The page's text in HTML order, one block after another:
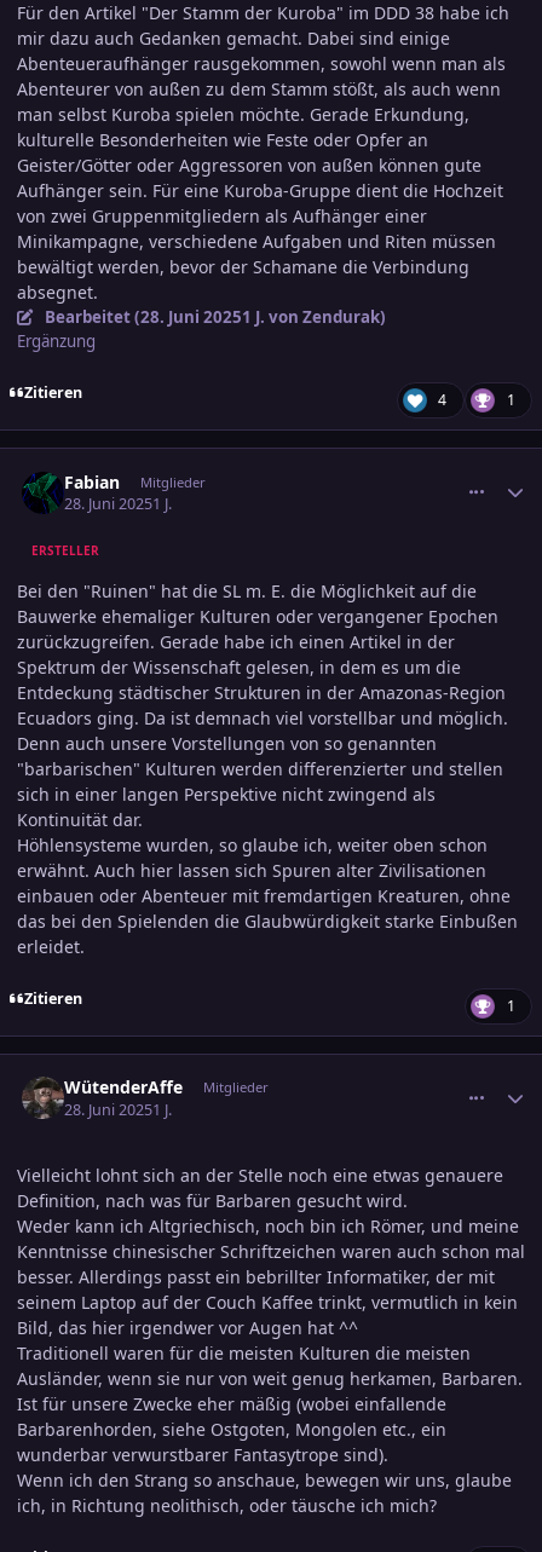
Für den Artikel "Der Stamm der Kuroba" im DDD 38 habe ich
mir dazu auch Gedanken gemacht. Dabei sind einige
Abenteueraufhänger rausgekommen, sowohl wenn man als
Abenteurer von außen zu dem Stamm stößt, als auch wenn
man selbst Kuroba spielen möchte. Gerade Erkundung,
kulturelle Besonderheiten wie Feste oder Opfer an
Geister/Götter oder Aggressoren von außen können gute
Aufhänger sein. Für eine Kuroba-Gruppe dient die Hochzeit
von zwei Gruppenmitgliedern als Aufhänger einer
Minikampagne, verschiedene Aufgaben und Riten müssen
bewältigt werden, bevor der Schamane die Verbindung
absegnet.
Bearbeitet (28. Juni 20251 J. von Zendurak)
Ergänzung
Zitieren 4 1
Fabian Mitglieder
28. Juni 20251 J.
ERSTELLER
Bei den "Ruinen" hat die SL m. E. die Möglichkeit auf die
Bauwerke ehemaliger Kulturen oder vergangener Epochen
zurückzugreifen. Gerade habe ich einen Artikel in der
Spektrum der Wissenschaft gelesen, in dem es um die
Entdeckung städtischer Strukturen in der Amazonas-Region
Ecuadors ging. Da ist demnach viel vorstellbar und möglich.
Denn auch unsere Vorstellungen von so genannten
"barbarischen" Kulturen werden differenzierter und stellen
sich in einer langen Perspektive nicht zwingend als
Kontinuität dar.
Höhlensysteme wurden, so glaube ich, weiter oben schon
erwähnt. Auch hier lassen sich Spuren alter Zivilisationen
einbauen oder Abenteuer mit fremdartigen Kreaturen, ohne
das bei den Spielenden die Glaubwürdigkeit starke Einbußen
erleidet.
Zitieren 1
WütenderAffe Mitglieder
28. Juni 20251 J.
Vielleicht lohnt sich an der Stelle noch eine etwas genauere
Definition, nach was für Barbaren gesucht wird.
Weder kann ich Altgriechisch, noch bin ich Römer, und meine
Kenntnisse chinesischer Schriftzeichen waren auch schon mal
besser. Allerdings passt ein bebrillter Informatiker, der mit
seinem Laptop auf der Couch Kaffee trinkt, vermutlich in kein
Bild, das hier irgendwer vor Augen hat ^^
Traditionell waren für die meisten Kulturen die meisten
Ausländer, wenn sie nur von weit genug herkamen, Barbaren.
Ist für unsere Zwecke eher mäßig (wobei einfallende
Barbarenhorden, siehe Ostgoten, Mongolen etc., ein
wunderbar verwurstbarer Fantasytrope sind).
Wenn ich den Strang so anschaue, bewegen wir uns, glaube
ich, in Richtung neolithisch, oder täusche ich mich?